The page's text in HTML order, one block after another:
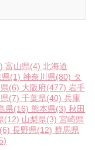
富山県(4) 北海道
(1) 神奈川県(80) タ
(6) 大阪府(477) 岩手
(7) 千葉県(40) 兵庫
県(16) 熊本県(3) 秋田
(12) 山梨県(3) 宮崎県
(6) 長野県(12) 群馬県